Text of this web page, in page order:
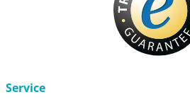
Service